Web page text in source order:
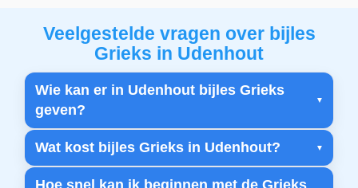
Veelgestelde vragen over bijles
Grieks in Udenhout
Wie kan er in Udenhout bijles Grieks
geven?
Wat kost bijles Grieks in Udenhout?